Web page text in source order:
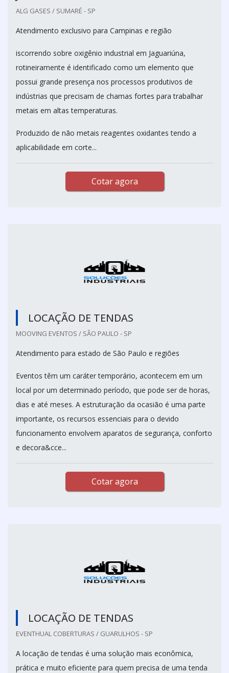
ALG GASES / SUMARÉ - SP
Atendimento exclusivo para Campinas e região
iscorrendo sobre oxigênio industrial em Jaguariúna,
rotineiramente é identificado como um elemento que
possui grande presença nos processos produtivos de
indústrias que precisam de chamas fortes para trabalhar
metais em altas temperaturas.
Produzido de não metais reagentes oxidantes tendo a
aplicabilidade em corte...
Cotar agora
LOCAÇÃO DE TENDAS
MOOVING EVENTOS / SÃO PAULO - SP
Atendimento para estado de São Paulo e regiões
Eventos têm um caráter temporário, acontecem em um
local por um determinado período, que pode ser de horas,
dias e até meses. A estruturação da ocasião é uma parte
importante, os recursos essenciais para o devido
funcionamento envolvem aparatos de segurança, conforto
e decora&cce...
Cotar agora
LOCAÇÃO DE TENDAS
EVENTHUAL COBERTURAS / GUARULHOS - SP
A locação de tendas é uma solução mais econômica,
prática e muito eficiente para quem precisa de uma tenda